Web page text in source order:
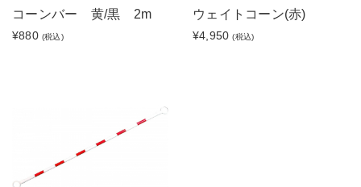
コーンバー 黄/黒 2m
¥880 (税込)
ウェイトコーン(赤)
¥4,950 (税込)